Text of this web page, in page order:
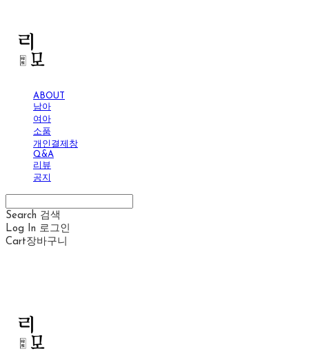
ABOUT
남아
여아
소품
개인결제창
Q&A
리뷰
공지
Search 검색
Log In 로그인
Cart장바구니